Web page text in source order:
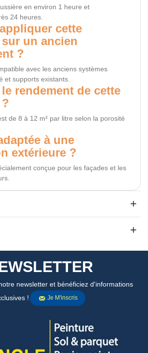
en environ 1 heure et
24 heures.
cette
un ancien
?
avec les anciens systèmes
et supports existants.
rendement de cette
de 8 à 12 m² par litre selon la porosité
à une
extérieure ?
conçue pour les façades et les
newsletter et bénéficiez d'informations
!
Je M'inscris